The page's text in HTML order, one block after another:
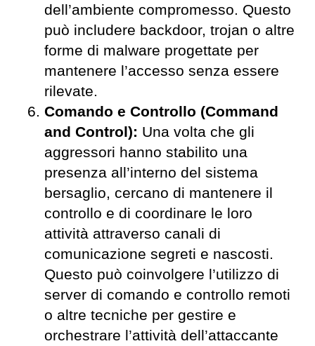
dell’ambiente compromesso. Questo
può includere backdoor, trojan o altre
forme di malware progettate per
mantenere l’accesso senza essere
rilevate.
Comando e Controllo (Command
and Control): Una volta che gli
aggressori hanno stabilito una
presenza all’interno del sistema
bersaglio, cercano di mantenere il
controllo e di coordinare le loro
attività attraverso canali di
comunicazione segreti e nascosti.
Questo può coinvolgere l’utilizzo di
server di comando e controllo remoti
o altre tecniche per gestire e
orchestrare l’attività dell’attaccante